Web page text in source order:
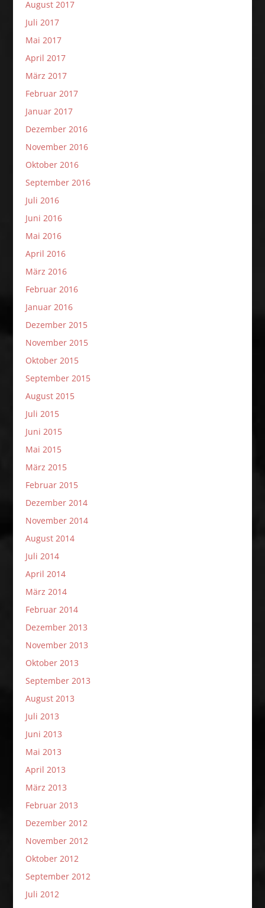
August 2017
Juli 2017
Mai 2017
April 2017
März 2017
Februar 2017
Januar 2017
Dezember 2016
November 2016
Oktober 2016
September 2016
Juli 2016
Juni 2016
Mai 2016
April 2016
März 2016
Februar 2016
Januar 2016
Dezember 2015
November 2015
Oktober 2015
September 2015
August 2015
Juli 2015
Juni 2015
Mai 2015
März 2015
Februar 2015
Dezember 2014
November 2014
August 2014
Juli 2014
April 2014
März 2014
Februar 2014
Dezember 2013
November 2013
Oktober 2013
September 2013
August 2013
Juli 2013
Juni 2013
Mai 2013
April 2013
März 2013
Februar 2013
Dezember 2012
November 2012
Oktober 2012
September 2012
Juli 2012